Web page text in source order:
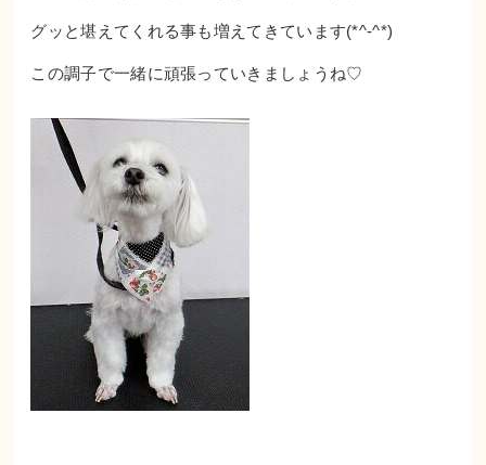
グッと堪えてくれる事も増えてきています(*^-^*)
この調子で一緒に頑張っていきましょうね♡